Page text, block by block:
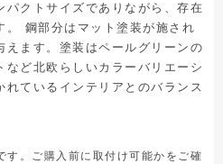
パクトサイズでありながら、存在
。 鋼部分はマット塗装が施され
えます。塗装はペールグリーンの
ど北欧らしいカラーバリエーシ
れているインテリアとのバランス
。ご購入前に取付け可能かをご確